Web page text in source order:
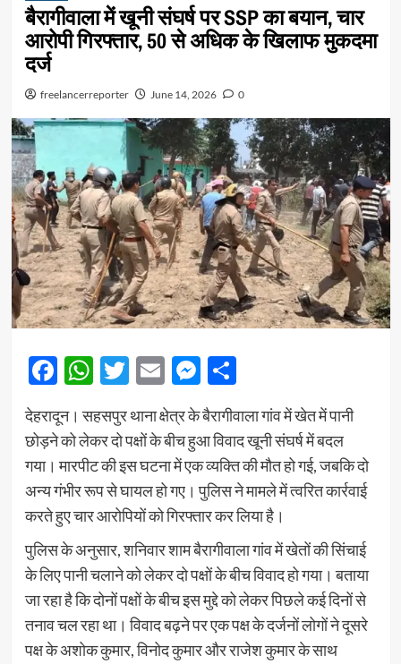
बैरागीवाला में खूनी संघर्ष पर SSP का बयान, चार
आरोपी गिरफ्तार, 50 से अधिक के खिलाफ मुकदमा
दर्ज
freelancerreporter June 14, 2026 0
Facebook
WhatsApp
Twitter
EmailMessenger
Share
देहरादून। सहसपुर थाना क्षेत्र के बैरागीवाला गांव में खेत में पानी
छोड़ने को लेकर दो पक्षों के बीच हुआ विवाद खूनी संघर्ष में बदल
गया। मारपीट की इस घटना में एक व्यक्ति की मौत हो गई, जबकि दो
अन्य गंभीर रूप से घायल हो गए। पुलिस ने मामले में त्वरित कार्रवाई
करते हुए चार आरोपियों को गिरफ्तार कर लिया है।
पुलिस के अनुसार, शनिवार शाम बैरागीवाला गांव में खेतों की सिंचाई
के लिए पानी चलाने को लेकर दो पक्षों के बीच विवाद हो गया। बताया
जा रहा है कि दोनों पक्षों के बीच इस मुद्दे को लेकर पिछले कई दिनों से
तनाव चल रहा था। विवाद बढ़ने पर एक पक्ष के दर्जनों लोगों ने दूसरे
पक्ष के अशोक कुमार, विनोद कुमार और राजेश कुमार के साथ